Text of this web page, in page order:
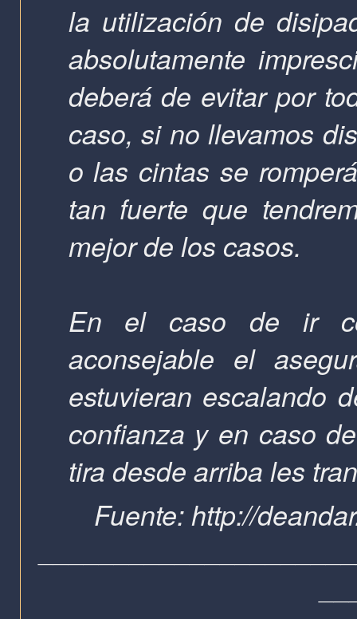
la utilización de
absolutamente
deberá de evitar por
caso, si no llevamos
o las cintas se
tan fuerte que
mejor de los casos.
En el caso de ir
aconsejable el
estuvieran escalando
confianza y en caso
tira desde arriba les
Fuente: http://